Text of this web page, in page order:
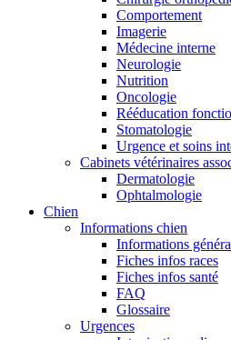
Comportement
Imagerie
Médecine interne
Neurologie
Nutrition
Oncologie
Rééducation
Stomatologie
Urgence et soins
Cabinets vétérinaires
Dermatologie
Ophtalmologie
Chien
Informations chien
Informations
Fiches infos races
Fiches infos santé
FAQ
Glossaire
Urgences